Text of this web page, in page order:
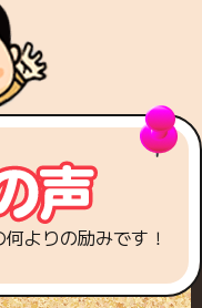
よりの励みです！